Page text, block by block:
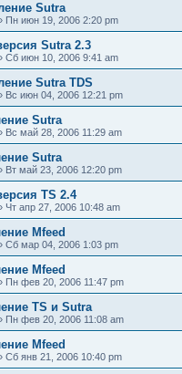
Sutra
Пн июн 19, 2006 2:20 pm
Sutra 2.3
Сб июн 10, 2006 9:41 am
Sutra TDS
Вс июн 04, 2006 12:21 pm
Sutra
Вс май 28, 2006 11:29 am
Sutra
Вт май 23, 2006 12:20 pm
TS 2.4
Чт апр 27, 2006 10:48 am
Mfeed
Сб мар 04, 2006 1:03 pm
Mfeed
Пн фев 20, 2006 11:47 pm
TS и Sutra
Пн фев 20, 2006 11:08 am
Mfeed
Сб янв 21, 2006 10:40 pm